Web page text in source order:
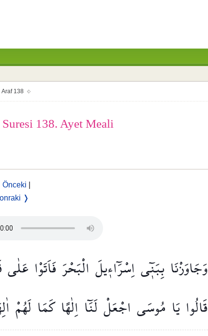
Araf 138
138. Ayet Meali
Önceki
❭
وَجَاوَزْنَا بِبَن۪ٓياِسْرَٓاء۪يلَ الْبَحْرَفَاَتَوْا عَلٰى
قَالُوا يَا مُوسَى اجْعَلْلَنَٓا اِلٰهًا كَمَا لَهُمْ